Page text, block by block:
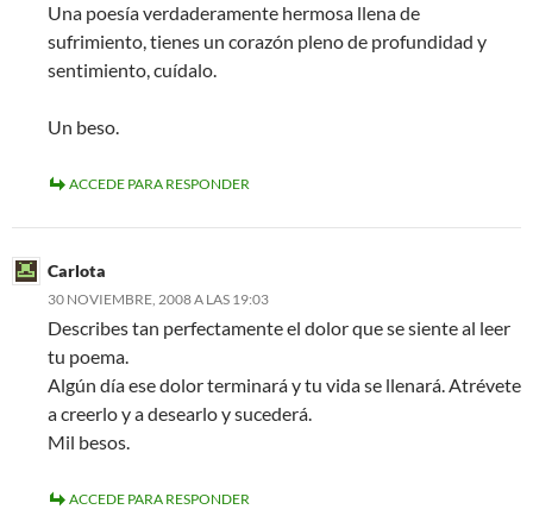
Una poesía verdaderamente hermosa llena de
sufrimiento, tienes un corazón pleno de profundidad y
sentimiento, cuídalo.
Un beso.
ACCEDE PARA RESPONDER
Carlota
30 NOVIEMBRE, 2008 A LAS 19:03
Describes tan perfectamente el dolor que se siente al leer
tu poema.
Algún día ese dolor terminará y tu vida se llenará. Atrévete
a creerlo y a desearlo y sucederá.
Mil besos.
ACCEDE PARA RESPONDER